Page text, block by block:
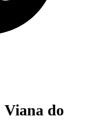
Viana do